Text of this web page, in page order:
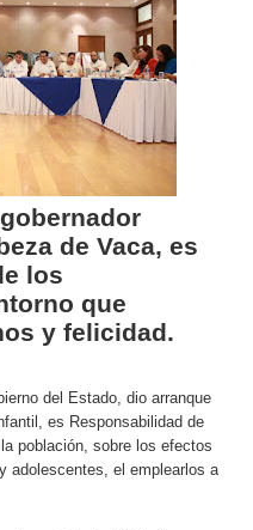
de Vaca, es
los
que
y felicidad.
del Estado, dio arranque
es Responsabilidad de
población, sobre los efectos
adolescentes, el emplearlos a